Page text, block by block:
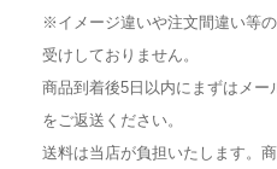
※イメージ違いや注文間違い等
受けしておりません。
商品到着後5日以内にまずはメ
をご返送ください。
送料は当店が負担いたします。